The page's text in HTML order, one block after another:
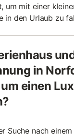
um mit einer
in den Urlaub zu
in
einen
Suche nach